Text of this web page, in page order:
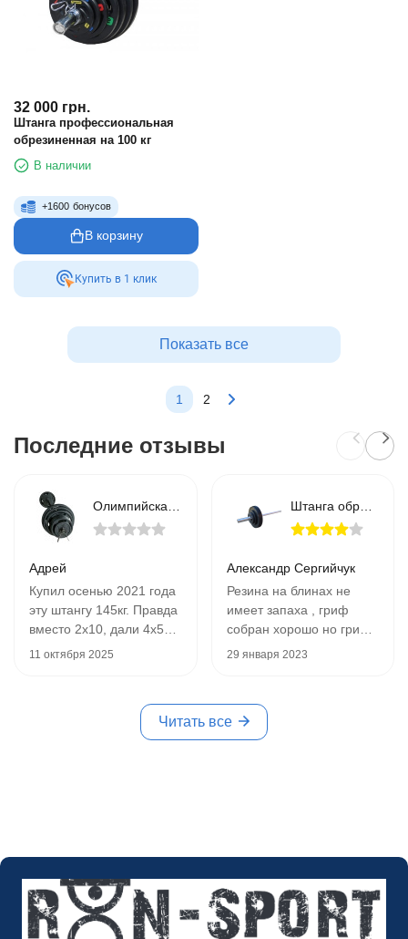
32 000 грн.
Штанга профессиональная
обрезиненная на 100 кг
В наличии
+1600 бонусов
В корзину
Купить в 1 клик
Показать все
1 2
Последние отзывы
Олимпийская металлическая штанга RN-Sport Quatro 145 кг (2х20, 2х15, 2х10, 6х5, 2х2.5 + 2.2 м)
Адрей
Купил осенью 2021 года
эту штангу 145кг. Правда
вместо 2х10, дали 4х5кг.
Я согласился, ничего
сегодня. Решил взвесить
и напольными весами.
11 октября 2025
Штанга обрезиненная RN-Sport 75 кг с олимпийским грифом
Александр Сергийчук
Резина на блинах не
имеет запаха , гриф
собран хорошо но гриф
и зажимы не такие как на
Прислали всё быстро и
полный комплект !!
29 января 2023
Читать все